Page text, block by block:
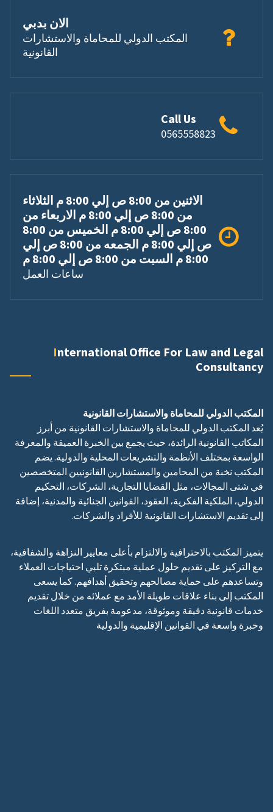
الان بدبي
المكتب الدولي للمحاماة والاستشارات
القانونية
Call Us
0565558823
الاثنين من 8:00 ص إلي 8:00 م الثلاثاء
من 8:00 ص إلي 8:00 م الاربعاء من
8:00 ص إلي 8:00 م الخميس من 8:00
ص إلي 8:00 م الجمعه من 8:00 ص إلي
8:00 م السبت من 8:00 ص إلي 8:00 م
ساعات العمل
International Office For Law and Legal
Consultancy
المكتب الدولي للمحاماة والاستشارات القانونية
يُعد المكتب الدولي للمحاماة والاستشارات القانونية من أبرز
المكاتب القانونية الرائدة، حيث يجمع بين الخبرة العميقة والمعرفة
الواسعة بمختلف الأنظمة والتشريعات المحلية والدولية. يضم
المكتب نخبة من المحامين والمستشارين القانونيين المتخصصين
في شتى المجالات، مثل القضايا التجارية، الشركات، التحكيم
الدولي، الملكية الفكرية، العقود، القوانين الجنائية والمدنية، إضافة
إلى تقديم الاستشارات القانونية للأفراد والشركات.
يتميز المكتب بالاحترافية والالتزام بأعلى معايير النزاهة والشفافية،
مع التركيز على تقديم حلول عملية مبتكرة تلبي احتياجات العملاء
وتساعدهم على حماية مصالحهم وتحقيق أهدافهم. كما يسعى
المكتب إلى بناء علاقات طويلة الأمد مع عملائه من خلال تقديم
خدمات قانونية دقيقة وموثوقة، مدعومة بفريق متعدد اللغات
وخبرة واسعة في القوانين الإقليمية والدولية